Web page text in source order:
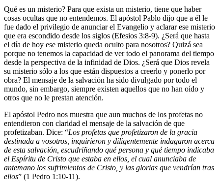
Qué es un misterio? Para que exista un misterio, tiene que haber
cosas ocultas que no entendemos. El apóstol Pablo dijo que a él le
fue dado el privilegio de anunciar el Evangelio y aclarar ese misterio
que era escondido desde los siglos (Efesios 3:8-9). ¿Será que hasta
el día de hoy ese misterio queda oculto para nosotros? Quizá sea
porque no tenemos la capacidad de ver todo el panorama del tiempo
desde la perspectiva de la infinidad de Dios. ¿Será que Dios revela
su misterio sólo a los que están dispuestos a creerlo y ponerlo por
obra? El mensaje de la salvación ha sido divulgado por todo el
mundo, sin embargo, siempre existen aquellos que no han oído y
otros que no le prestan atención.
El apóstol Pedro nos muestra que aun muchos de los profetas no
entendieron con claridad el mensaje de la salvación de que
profetizaban. Dice: “Los profetas que profetizaron de la gracia
destinada a vosotros, inquirieron y diligentemente indagaron acerca
de esta salvación, escudriñando qué persona y qué tiempo indicaba
el Espíritu de Cristo que estaba en ellos, el cual anunciaba de
antemano los sufrimientos de Cristo, y las glorias que vendrían tras
ellos” (1 Pedro 1:10-11).